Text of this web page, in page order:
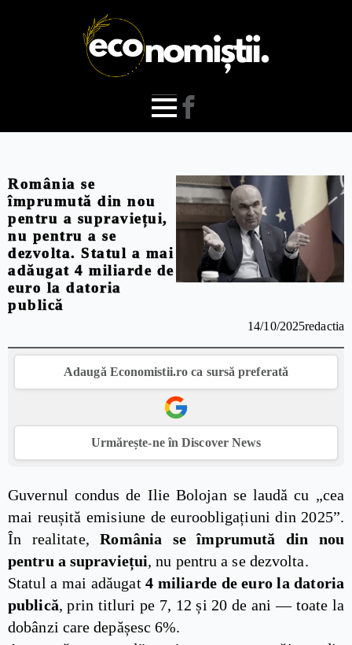
România se
împrumută din nou
pentru a supraviețui,
nu pentru a se
dezvolta. Statul a mai
adăugat 4 miliarde de
euro la datoria
publică
14/10/2025redactia
Adaugă Economistii.ro ca sursă preferată
Urmărește-ne în Discover News
Guvernul condus de Ilie Bolojan se laudă cu „cea
mai reușită emisiune de euroobligațiuni din 2025”.
În realitate,România se împrumută din nou
pentru a supraviețui, nu pentru a se dezvolta.
Statul a mai adăugat4 miliarde de euro la datoria
publică, prin titluri pe 7, 12 și 20 de ani — toate la
dobânzi care depășesc 6%.